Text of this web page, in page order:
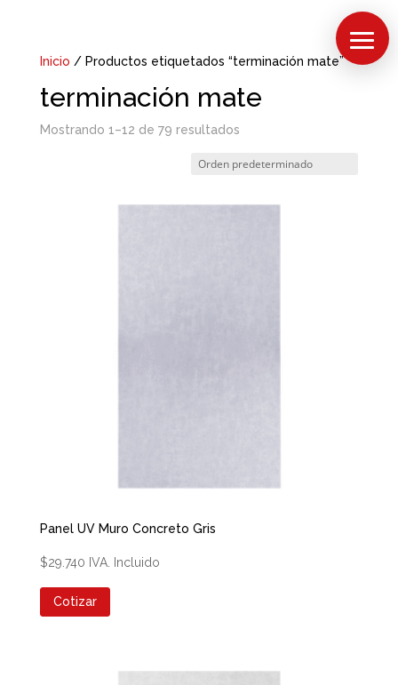
Inicio / Productos etiquetados “terminación mate”
terminación mate
Mostrando 1–12 de 79 resultados
Panel UV Muro Concreto Gris
$29.740 IVA. Incluido
Cotizar